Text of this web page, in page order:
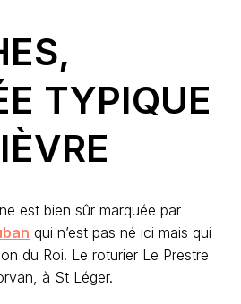
TYPIQUE
est bien sûr marquée par
qui n’est pas né ici mais qui
du Roi. Le roturier Le Prestre
à St Léger.